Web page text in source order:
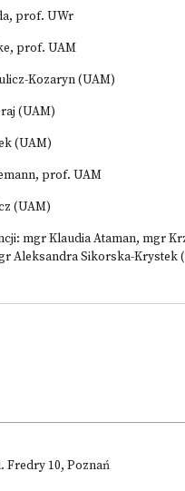
prof. UWr
prof. UAM
Kozaryn (UAM)
(UAM)
(UAM)
prof. UAM
(UAM)
mgr Klaudia Ataman, mgr
Aleksandra Sikorska-Krystek
Fredry 10, Poznań